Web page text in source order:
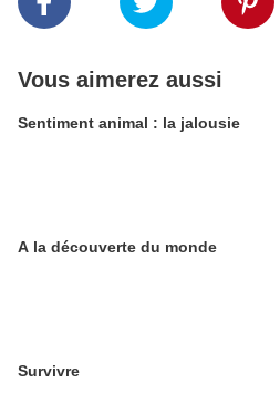
Vous aimerez aussi
Sentiment animal : la jalousie
A la découverte du monde
Survivre